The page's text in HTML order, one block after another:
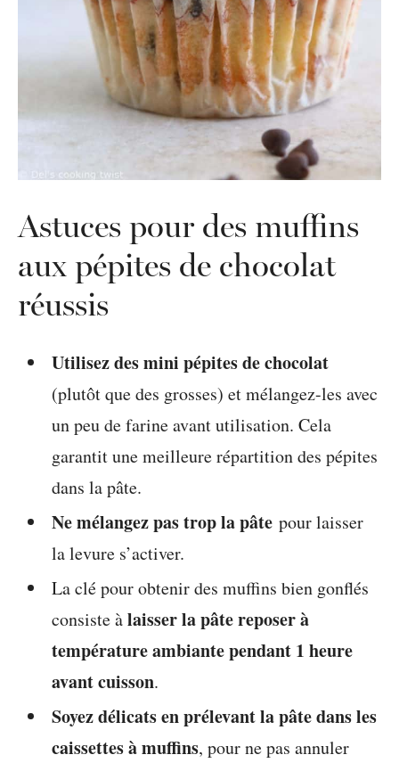
Astuces pour des muffins
aux pépites de chocolat
réussis
Utilisez des mini pépites de chocolat
(plutôt que des grosses) et mélangez-les avec
un peu de farine avant utilisation. Cela
garantit une meilleure répartition des pépites
dans la pâte.
Ne mélangez pas trop la pâtepour laisser
la levure s’activer.
La clé pour obtenir des muffins bien gonflés
consiste àlaisser la pâte reposer à
température ambiante pendant 1 heure
avant cuisson.
Soyez délicats en prélevant la pâte dans les
caissettes à muffins, pour ne pas annuler